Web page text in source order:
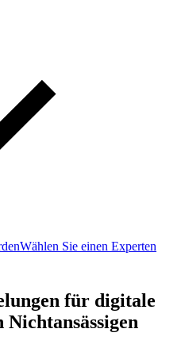
Wählen Sie einen Experten
für digitale
Nichtansässigen